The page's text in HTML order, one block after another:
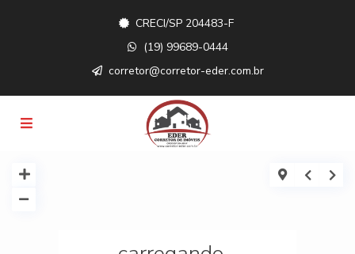
CRECI/SP 204483-F
(19) 99689-0444
corretor@corretor-eder.com.br